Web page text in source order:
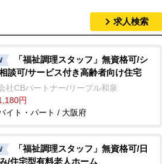
求人検索
「福祉調理スタッフ」無資格可/シ
談可/サービス付き高齢者向け住宅
社CBパートナー/リーブル和泉
円
イト・パート / 大阪府
「福祉調理スタッフ」無資格可/日
/住宅型有料老人ホーム